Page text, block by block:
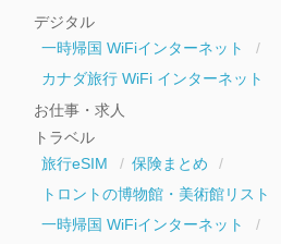
デジタル
一時帰国 WiFiインターネット
カナダ旅行 WiFi インターネット
お仕事・求人
トラベル
旅行eSIM
保険まとめ
トロントの博物館・美術館リスト
一時帰国 WiFiインターネット